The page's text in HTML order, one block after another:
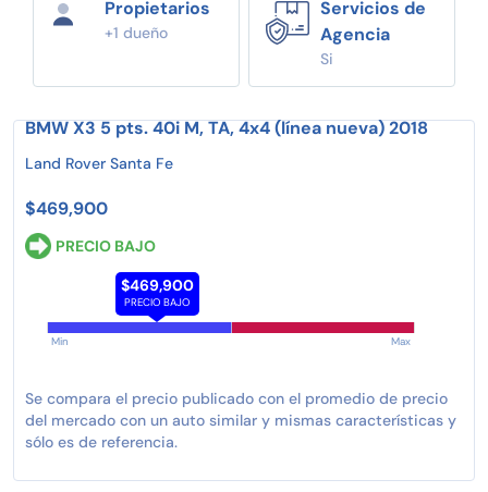
Propietarios
+1 dueño
Servicios de
Agencia
Si
BMW X3 5 pts. 40i M, TA, 4x4 (línea nueva) 2018
Land Rover Santa Fe
$469,900
PRECIO BAJO
$469,900
PRECIO BAJO
Min Max
Se compara el precio publicado con el promedio de precio
del mercado con un auto similar y mismas características y
sólo es de referencia.